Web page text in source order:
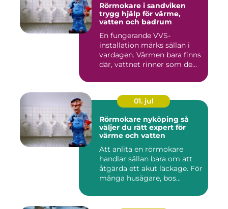
Rörmokare i sandviken
trygg hjälp för värme,
vatten och badrum
En fungerande VVS-
installation märks sällan i
vardagen. Värmen bara finns
där, vattnet rinner som de...
01. jul
Rörmokare nyköping så
väljer du rätt expert för
värme och vatten
Att anlita en rörmokare
handlar sällan bara om att
åtgärda ett akut läckage. För
många husägare, bos...